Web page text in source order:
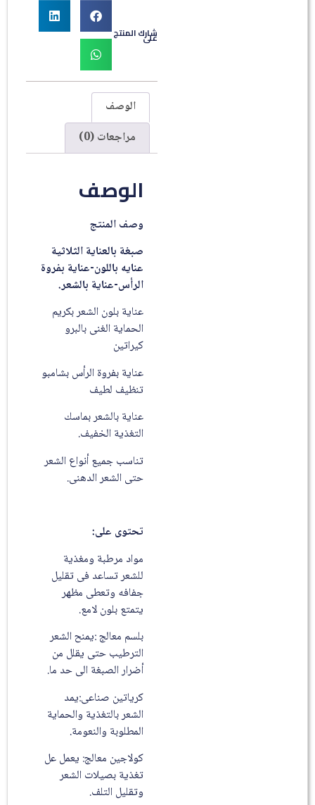
شارك المنتج
على
الوصف
مراجعات (0)
الوصف
وصف المنتج
صبغة بالعناية الثلاثية
عنايه باللون-عناية بفروة
الرأس-عناية بالشعر.
عناية بلون الشعر بكريم
الحماية الغنى بالبرو
كيراتين
عناية بفروة الرأس بشامبو
تنظيف لطيف
عناية بالشعر بماسك
التغذية الخفيف.
تناسب جميع أنواع الشعر
حتى الشعر الدهنى.
تحتوى على:
مواد مرطبة ومغذية
للشعر تساعد فى تقليل
جفافه وتعطى مظهر
يتمتع بلون لامع.
بلسم معالج :يمنح الشعر
الترطيب حتى يقلل من
أضرار الصبغة الى حد ما.
كرياتين صناعى:يمد
الشعر بالتغذية والحماية
المطلوبة والنعومة.
كولاجين معالج: يعمل عل
تغذية بصيلات الشعر
وتقليل التلف.